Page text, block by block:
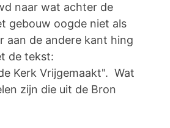
naar wat achter de
gebouw oogde niet als
aan de andere kant hing
de tekst:
Kerk Vrijgemaakt". Wat
zijn die uit de Bron